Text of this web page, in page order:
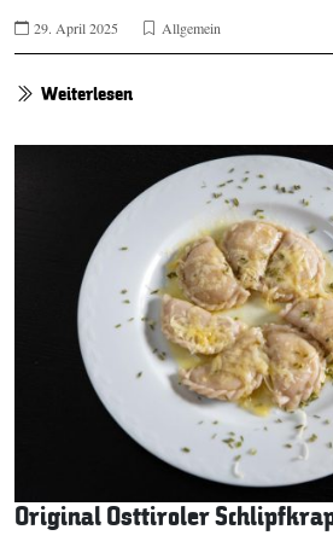
29. April 2025 Allgemein
Weiterlesen
Original Osttiroler